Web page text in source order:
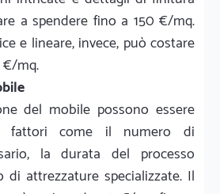
a spendere fino a 150 €/mq.
e lineare, invece, può costare
€/mq.
del mobile possono essere
fattori come il numero di
la durata del processo
attrezzature specializzate. Il